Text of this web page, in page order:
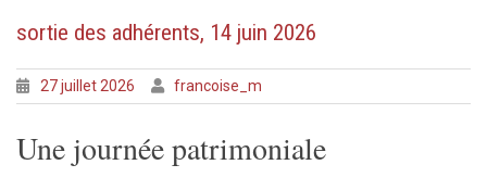
sortie des adhérents, 14 juin 2026
27 juillet 2026 francoise_m
Une journée patrimoniale